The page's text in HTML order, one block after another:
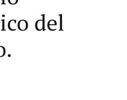
del